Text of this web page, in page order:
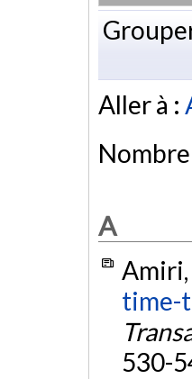
Aller à :
A
Amiri,
time-
530-